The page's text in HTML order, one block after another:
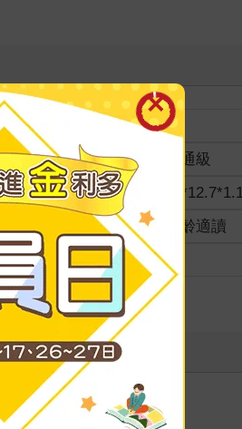
分級
普通級
商品規格
18*12.7*1.1
適讀年齡
全齡適讀
寫評價